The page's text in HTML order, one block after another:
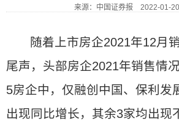
来源：中国证券报 2022-01-
随着上市房企2021年12月
尾声，头部房企2021年销售情
5房企中，仅融创中国、保利发
出现同比增长，其余3家均出现